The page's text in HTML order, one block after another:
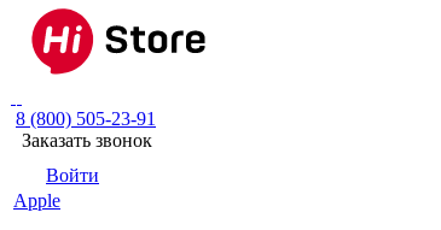
8 (800) 505-23-91
Заказать звонок
Войти
Apple